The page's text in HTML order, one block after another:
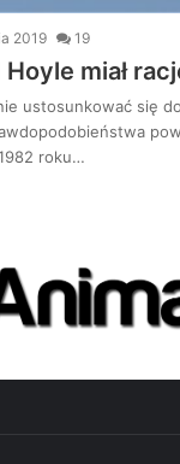
2019 19
miał
ustosunkować się
roku…